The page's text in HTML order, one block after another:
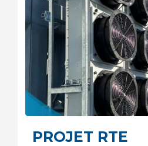
PROJET RTE